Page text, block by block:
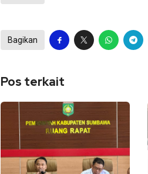
Bagikan
Pos terkait